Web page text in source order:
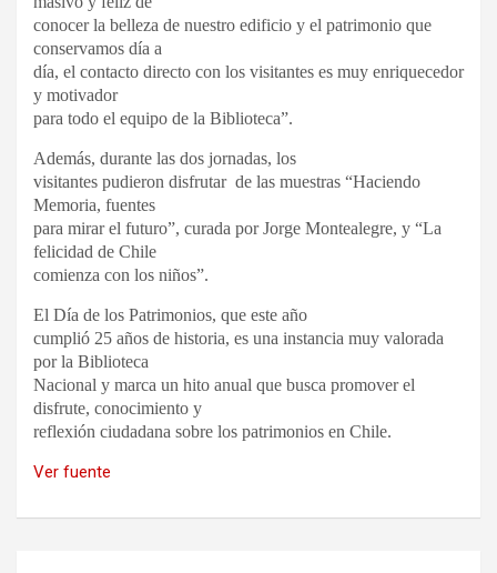
conocer la belleza de nuestro edificio y el patrimonio que
conservamos día a
día, el contacto directo con los visitantes es muy enriquecedor
y motivador
para todo el equipo de la Biblioteca”.
Además, durante las dos jornadas, los
visitantes pudieron disfrutar de las muestras “Haciendo
Memoria, fuentes
para mirar el futuro”, curada por Jorge Montealegre, y “La
felicidad de Chile
comienza con los niños”.
El Día de los Patrimonios, que este año
cumplió 25 años de historia, es una instancia muy valorada
por la Biblioteca
Nacional y marca un hito anual que busca promover el
disfrute, conocimiento y
reflexión ciudadana sobre los patrimonios en Chile.
Ver fuente